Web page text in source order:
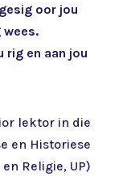
oor jou
wees.
rig en aan jou
lektor in die
en Historiese
Religie, UP)